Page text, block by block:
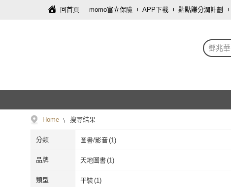
回首頁 momo富立保險 APP下載 點點賺分潤計劃
鄧兆華
Home 搜尋結果
分類 圖書/影音(1)
品牌 天地圖書(1)
天地圖書
類型 平裝(1)